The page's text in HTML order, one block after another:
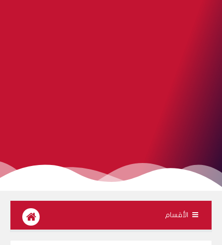
الأقسام